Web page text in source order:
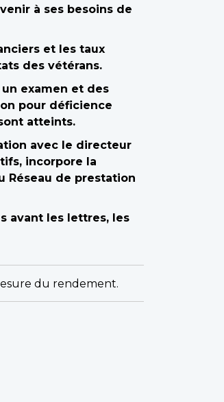
à ses besoins de
et les taux
des vétérans.
examen et des
pour déficience
atteints.
avec le directeur
incorpore la
Réseau de prestation
avant les lettres, les
du rendement.